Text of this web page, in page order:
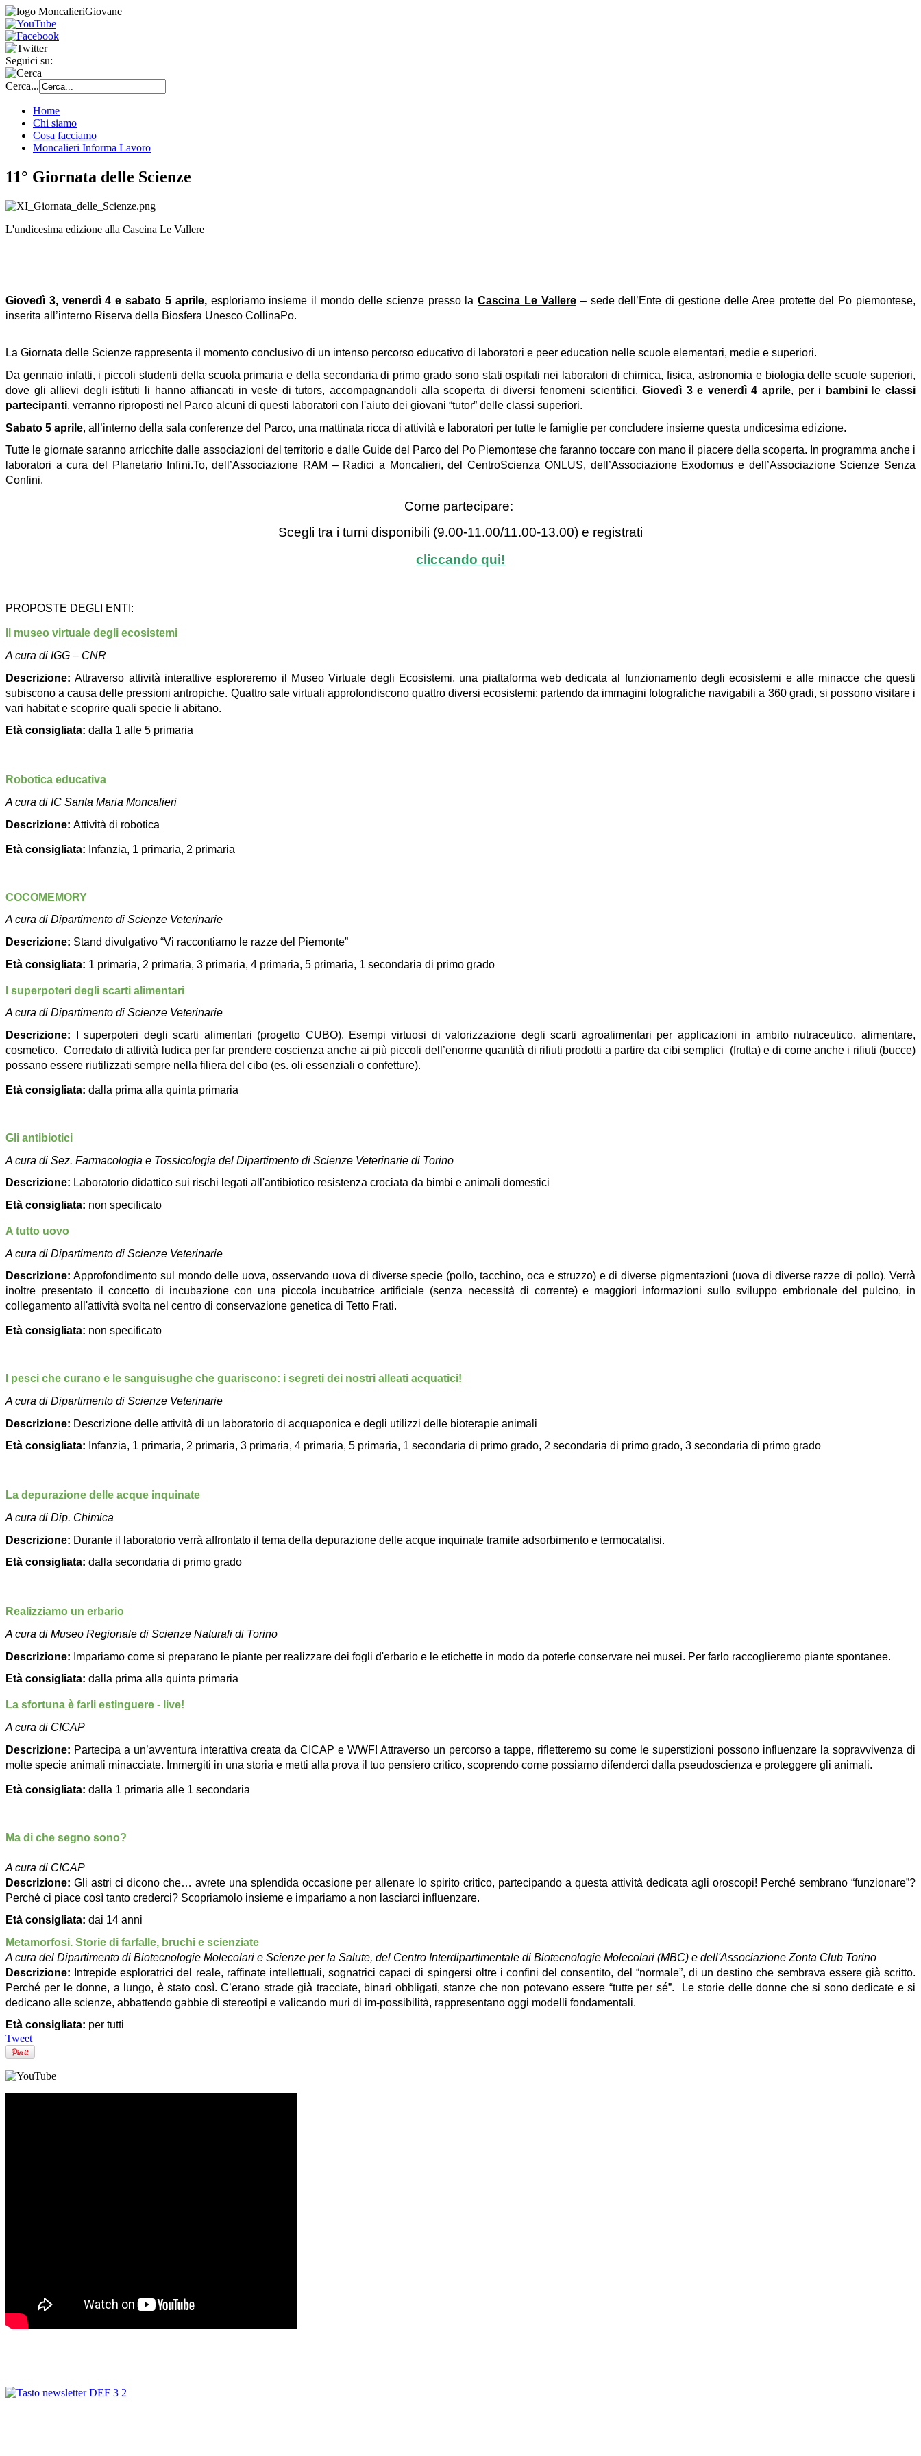
Seguici su:
Cerca...
Home
Chi siamo
Cosa facciamo
Moncalieri Informa Lavoro
11° Giornata delle Scienze
L'undicesima edizione alla Cascina Le Vallere
Giovedì 3, venerdì 4 e sabato 5 aprile, esploriamo insieme il mondo delle scienze presso laCascina Le Vallere– sede dell’Ente di gestione delle Aree protette del Po piemontese,
inserita all’interno Riserva della Biosfera Unesco CollinaPo.
La Giornata delle Scienze rappresenta il momento conclusivo di un intenso percorso educativo di laboratori e peer education nelle scuole elementari, medie e superiori.
Da gennaio infatti, i piccoli studenti della scuola primaria e della secondaria di primo grado sono stati ospitati nei laboratori di chimica, fisica, astronomia e biologia delle scuole superiori,
dove gli allievi degli istituti li hanno affiancati in veste di tutors, accompagnandoli alla scoperta di diversi fenomeni scientifici.Giovedì 3 e venerdì 4 aprile, per i bambinile classi
partecipanti, verranno riproposti nel Parco alcuni di questi laboratori con l'aiuto dei giovani “tutor” delle classi superiori.
Sabato 5 aprile, all’interno della sala conferenze del Parco, una mattinata ricca di attività e laboratori per tutte le famiglie per concludere insieme questa undicesima edizione.
Tutte le giornate saranno arricchite dalle associazioni del territorio e dalle Guide del Parco del Po Piemontese che faranno toccare con mano il piacere della scoperta. In programma anche i
laboratori a cura del Planetario Infini.To, dell’Associazione RAM – Radici a Moncalieri, del CentroScienza ONLUS, dell’Associazione Exodomus e dell’Associazione Scienze Senza
Confini.
Come partecipare:
Scegli tra i turni disponibili (9.00-11.00/11.00-13.00) e registrati
cliccando qui!
PROPOSTE DEGLI ENTI:
Il museo virtuale degli ecosistemi
A cura di IGG – CNR
Descrizione:Attraverso attività interattive esploreremo il Museo Virtuale degli Ecosistemi, una piattaforma web dedicata al funzionamento degli ecosistemi e alle minacce che questi
subiscono a causa delle pressioni antropiche. Quattro sale virtuali approfondiscono quattro diversi ecosistemi: partendo da immagini fotografiche navigabili a 360 gradi, si possono visitare i
vari habitat e scoprire quali specie li abitano.
Età consigliata: dalla 1 alle 5 primaria
Robotica educativa
A cura di IC Santa Maria Moncalieri
Descrizione: Attività di robotica
Età consigliata: Infanzia, 1 primaria, 2 primaria
COCOMEMORY
A cura di Dipartimento di Scienze Veterinarie
Descrizione: Stand divulgativo “Vi raccontiamo le razze del Piemonte”
Età consigliata: 1 primaria, 2 primaria, 3 primaria, 4 primaria, 5 primaria, 1 secondaria di primo grado
I superpoteri degli scarti alimentari
A cura di Dipartimento di Scienze Veterinarie
Descrizione:
I superpoteri degli scarti alimentari (progetto CUBO). Esempi virtuosi di valorizzazione degli scarti agroalimentari per applicazioni in ambito nutraceutico, alimentare,
cosmetico. Corredato di attività ludica per far prendere coscienza anche ai più piccoli dell’enorme quantità di rifiuti prodotti a partire da cibi semplici (frutta) e di come anche i rifiuti (bucce)
possano essere riutilizzati sempre nella filiera del cibo (es. oli essenziali o confetture).
Età consigliata: dalla prima alla quinta primaria
Gli antibiotici
A cura di Sez. Farmacologia e Tossicologia del Dipartimento di Scienze Veterinarie di Torino
Descrizione: Laboratorio didattico sui rischi legati all'antibiotico resistenza crociata da bimbi e animali domestici
Età consigliata: non specificato
A tutto uovo
A cura di Dipartimento di Scienze Veterinarie
Descrizione: Approfondimento sul mondo delle uova, osservando uova di diverse specie (pollo, tacchino, oca e struzzo) e di diverse pigmentazioni (uova di diverse razze di pollo). Verrà
inoltre presentato il concetto di incubazione con una piccola incubatrice artificiale (senza necessità di corrente) e maggiori informazioni sullo sviluppo embrionale del pulcino, in
collegamento all'attività svolta nel centro di conservazione genetica di Tetto Frati.
Età consigliata: non specificato
I pesci che curano e le sanguisughe che guariscono: i segreti dei nostri alleati acquatici!
A cura di Dipartimento di Scienze Veterinarie
Descrizione: Descrizione delle attività di un laboratorio di acquaponica e degli utilizzi delle bioterapie animali
Età consigliata: Infanzia, 1 primaria, 2 primaria, 3 primaria, 4 primaria, 5 primaria, 1 secondaria di primo grado, 2 secondaria di primo grado, 3 secondaria di primo grado
La depurazione delle acque inquinate
A cura di Dip. Chimica
Descrizione: Durante il laboratorio verrà affrontato il tema della depurazione delle acque inquinate tramite adsorbimento e termocatalisi.
Età consigliata: dalla secondaria di primo grado
Realizziamo un erbario
A cura di Museo Regionale di Scienze Naturali di Torino
Descrizione: Impariamo come si preparano le piante per realizzare dei fogli d'erbario e le etichette in modo da poterle conservare nei musei. Per farlo raccoglieremo piante spontanee.
Età consigliata: dalla prima alla quinta primaria
La sfortuna è farli estinguere - live!
A cura di CICAP
Descrizione: Partecipa a un’avventura interattiva creata da CICAP e WWF! Attraverso un percorso a tappe, rifletteremo su come le superstizioni possono influenzare la sopravvivenza di
molte specie animali minacciate. Immergiti in una storia e metti alla prova il tuo pensiero critico, scoprendo come possiamo difenderci dalla pseudoscienza e proteggere gli animali.
Età consigliata: dalla 1 primaria alle 1 secondaria
Ma di che segno sono?
A cura di CICAP
Descrizione: Gli astri ci dicono che… avrete una splendida occasione per allenare lo spirito critico, partecipando a questa attività dedicata agli oroscopi! Perché sembrano “funzionare”?
Perché ci piace così tanto crederci? Scopriamolo insieme e impariamo a non lasciarci influenzare.
Età consigliata: dai 14 anni
Metamorfosi. Storie di farfalle, bruchi e scienziate
A cura del Dipartimento di Biotecnologie Molecolari e Scienze per la Salute, del Centro Interdipartimentale di Biotecnologie Molecolari (MBC) e dell'Associazione Zonta Club Torino
Descrizione:
Intrepide esploratrici del reale, raffinate intellettuali, sognatrici capaci di spingersi oltre i confini del consentito, del “normale”, di un destino che sembrava essere già scritto.
Perché per le donne, a lungo, è stato così. C’erano strade già tracciate, binari obbligati, stanze che non potevano essere “tutte per sé”.  Le storie delle donne che si sono dedicate e si
dedicano alle scienze, abbattendo gabbie di stereotipi e valicando muri di im-possibilità, rappresentano oggi modelli fondamentali.
Età consigliata: per tutti
Tweet